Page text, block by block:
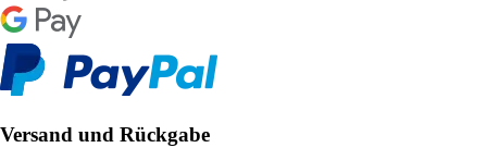
Versand und Rückgabe